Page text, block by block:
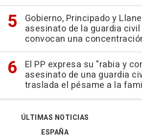
Gobierno, Principado y
asesinato de la guardia
convocan una
El PP expresa su "rabia y
asesinato de una guardia
traslada el pésame a la
ÚLTIMAS NOTICIAS
ESPAÑA